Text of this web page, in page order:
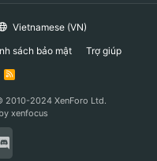
Vietnamese (VN)
sách bảo mật
Trợ giúp
R
2010-2024 XenForo Ltd.
by xenfocus